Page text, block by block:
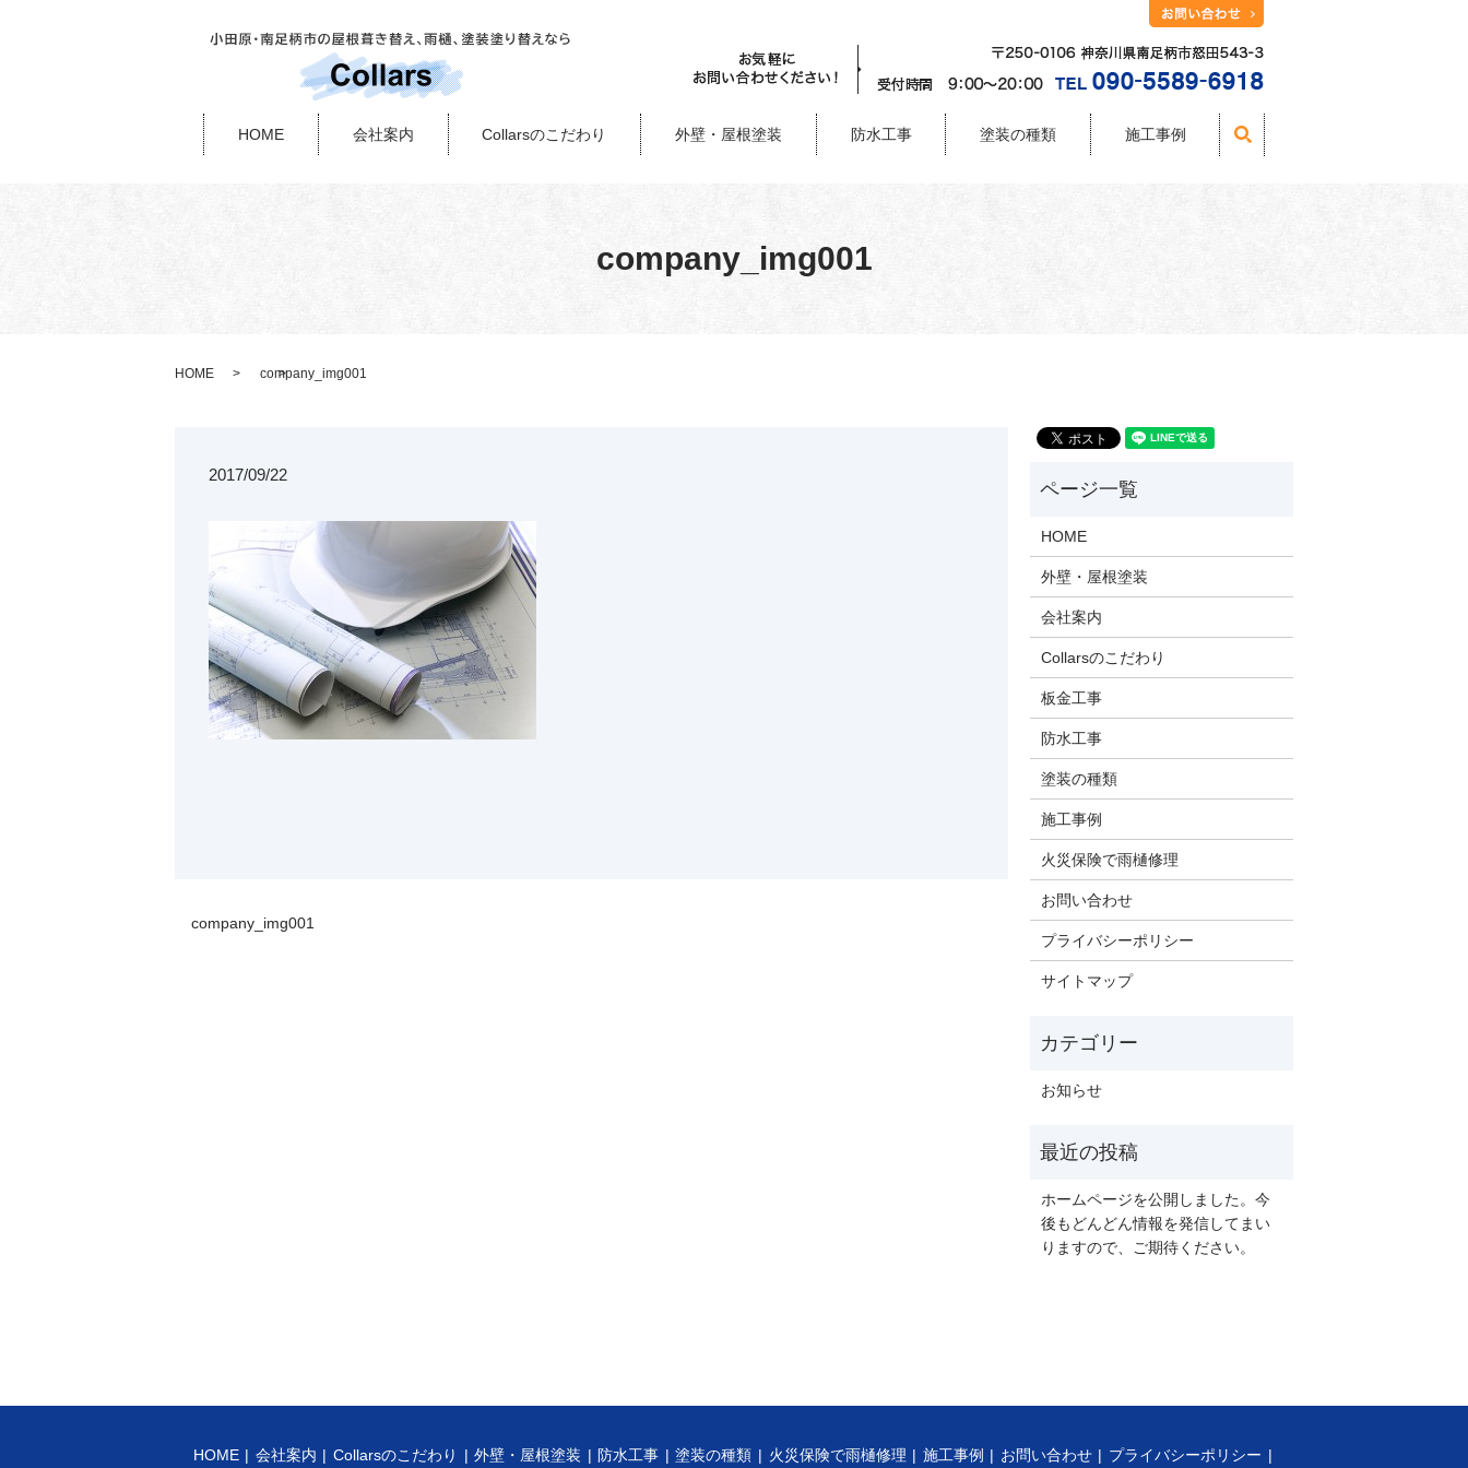
HOME 会社案内 Collarsのこだわり 外壁・屋根塗装 防水工事 塗装の種類 施工事例
search
company_img001
HOME company_img001
2017/09/22
company_img001
HOME
外壁・屋根塗装
会社案内
Collarsのこだわり
板金工事
防水工事
塗装の種類
施工事例
火災保険で雨樋修理
お問い合わせ
プライバシーポリシー
サイトマップ
お知らせ
ホームページを公開しました。今
後もどんどん情報を発信してまい
りますので、ご期待ください。
HOME 会社案内 Collarsのこだわり 外壁・屋根塗装 防水工事 塗装の種類 火災保険で雨樋修理 施工事例 お問い合わせ プライバシーポリシー